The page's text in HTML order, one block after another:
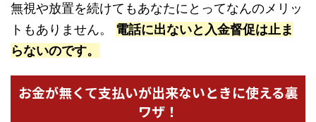
無視や放置を続けてもあなたにとってなんのメリッ
トもありません。 電話に出ないと入金督促は止ま
らないのです。
お金が無くて支払いが出来ないときに使える裏
ワザ！